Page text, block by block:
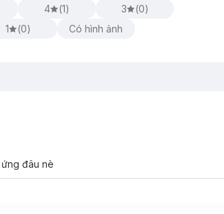
4 (1) 3 (0)
1 (0) Có hình ảnh
đâu nè